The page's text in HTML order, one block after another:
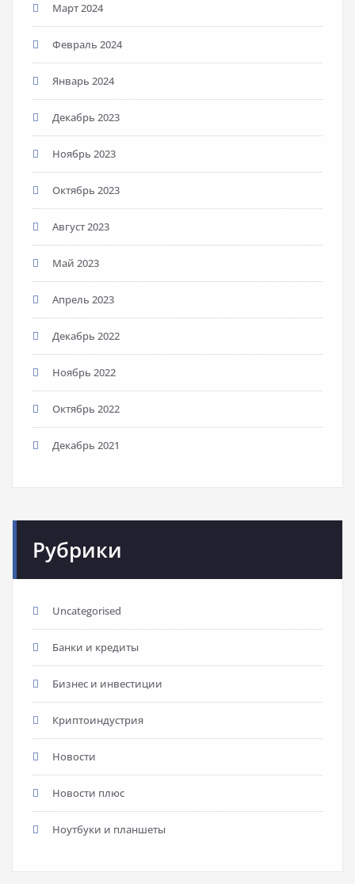
Март 2024
Февраль 2024
Январь 2024
Декабрь 2023
Ноябрь 2023
Октябрь 2023
Август 2023
Май 2023
Апрель 2023
Декабрь 2022
Ноябрь 2022
Октябрь 2022
Декабрь 2021
Рубрики
Uncategorised
Банки и кредиты
Бизнес и инвестиции
Криптоиндустрия
Новости
Новости плюс
Ноутбуки и планшеты